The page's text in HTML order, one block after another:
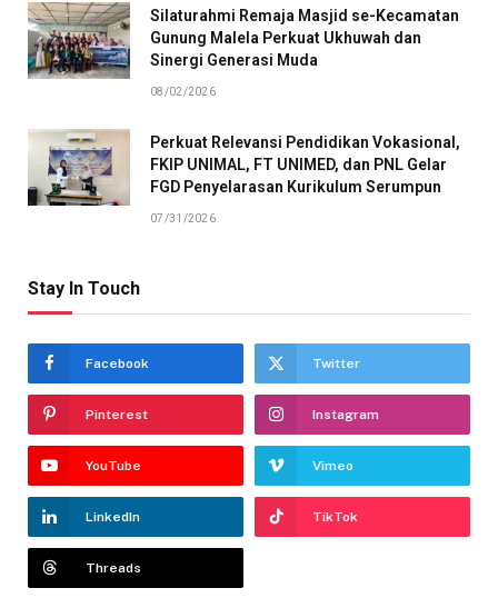
Silaturahmi Remaja Masjid se-Kecamatan
Gunung Malela Perkuat Ukhuwah dan
Sinergi Generasi Muda
08/02/2026
Perkuat Relevansi Pendidikan Vokasional,
FKIP UNIMAL, FT UNIMED, dan PNL Gelar
FGD Penyelarasan Kurikulum Serumpun
07/31/2026
Stay In Touch
Facebook Twitter
Pinterest Instagram
YouTube Vimeo
LinkedIn TikTok
Threads